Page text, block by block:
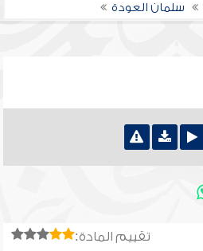
سلمان العودة
تقييم المادة: